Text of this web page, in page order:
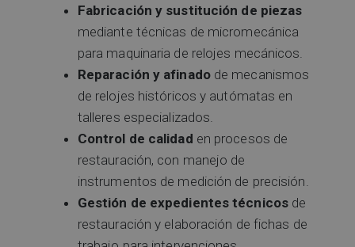
Fabricación y sustitución de piezas
mediante técnicas de micromecánica
para maquinaria de relojes mecánicos.
Reparación y afinadode mecanismos
de relojes históricos y autómatas en
talleres especializados.
Control de calidad en procesos de
restauración, con manejo de
instrumentos de medición de precisión.
Gestión de expedientes técnicosde
restauración y elaboración de fichas de